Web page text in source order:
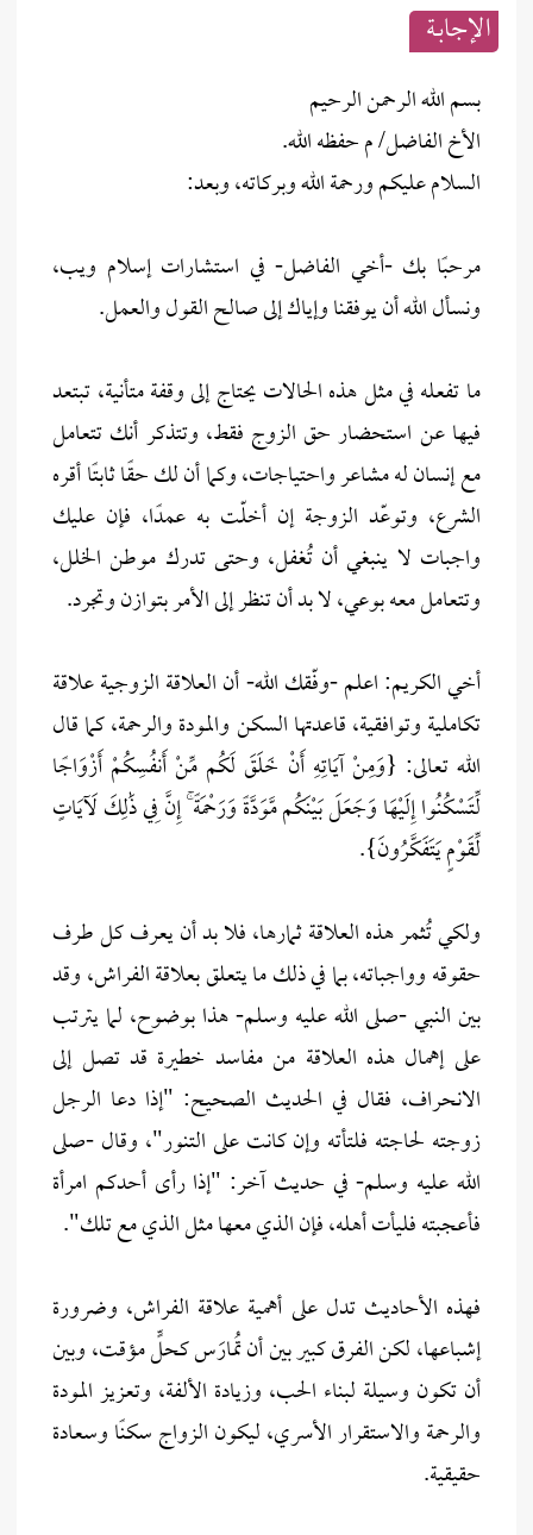
الإجابــة
بسم الله الرحمن الرحيم
الأخ الفاضل/ م حفظه الله.
السلام عليكم ورحمة الله وبركاته، وبعد:
مرحبًا بك -أخي الفاضل- في استشارات إسلام ويب،
ونسأل الله أن يوفقنا وإياك إلى صالح القول والعمل.
ما تفعله في مثل هذه الحالات يحتاج إلى وقفة متأنية، تبتعد
فيها عن استحضار حق الزوج فقط، وتتذكر أنك تتعامل
مع إنسان له مشاعر واحتياجات، وكما أن لك حقًا ثابتًا أقره
الشرع، وتوعّد الزوجة إن أخلّت به عمدًا، فإن عليك
واجبات لا ينبغي أن تُغفل، وحتى تدرك موطن الخلل،
وتتعامل معه بوعي، لا بد أن تنظر إلى الأمر بتوازن وتجرد.
أخي الكريم: اعلم -وفّقك الله- أن العلاقة الزوجية علاقة
تكاملية وتوافقية، قاعدتها السكن والمودة والرحمة، كما قال
الله تعالى: {وَمِنْ آيَاتِهِ أَنْ خَلَقَ لَكُم مِّنْ أَنفُسِكُمْ أَزْوَاجًا
لِّتَسْكُنُوا إِلَيْهَا وَجَعَلَ بَيْنَكُم مَّوَدَّةً وَرَحْمَةً ۚ إِنَّ فِي ذَٰلِكَ لَآيَاتٍ
لِّقَوْمٍ يَتَفَكَّرُونَ}.
ولكي تُثمر هذه العلاقة ثمارها، فلا بد أن يعرف كل طرف
حقوقه وواجباته، بما في ذلك ما يتعلق بعلاقة الفراش، وقد
بين النبي -صلى الله عليه وسلم- هذا بوضوح، لما يترتب
على إهمال هذه العلاقة من مفاسد خطيرة قد تصل إلى
الانحراف، فقال في الحديث الصحيح: "إذا دعا الرجل
زوجته لحاجته فلتأته وإن كانت على التنور"، وقال -صلى
الله عليه وسلم- في حديث آخر: "إذا رأى أحدكم امرأة
فأعجبته فليأت أهله، فإن الذي معها مثل الذي مع تلك".
فهذه الأحاديث تدل على أهمية علاقة الفراش، وضرورة
إشباعها، لكن الفرق كبير بين أن تُمارَس كحلٍّ مؤقت، وبين
أن تكون وسيلة لبناء الحب، وزيادة الألفة، وتعزيز المودة
والرحمة والاستقرار الأسري، ليكون الزواج سكنًا وسعادة
حقيقية.